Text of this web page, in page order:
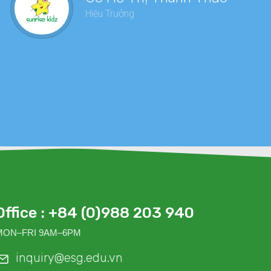
Hiệu Trưởng
: +84 (0)988 203 940
9AM–6PM
inquiry@esg.edu.vn